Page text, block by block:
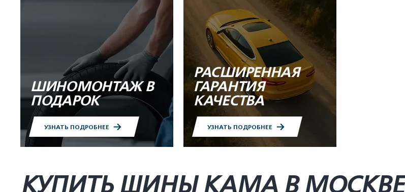
ШИНОМОНТАЖ В
ПОДАРОК
УЗНАТЬ ПОДРОБНЕЕ
РАСШИРЕННАЯ
ГАРАНТИЯ
КАЧЕСТВА
УЗНАТЬ ПОДРОБНЕЕ
КУПИТЬ ШИНЫ KAMA В МОСКВЕ